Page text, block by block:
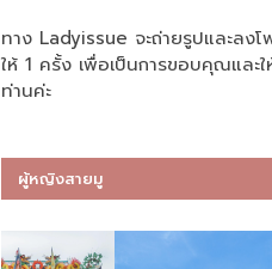
ทาง Ladyissue จะถ่ายรูปและลง
ให้ 1 ครั้ง เพื่อเป็นการขอบคุณและใ
ท่านค่ะ
ผู้หญิงสายมู